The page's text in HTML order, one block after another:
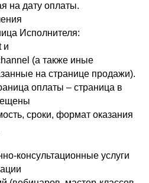
на дату оплаты.
Исполнителя:
и
(а также иные
на странице продажи).
оплаты – страница в
сроки, формат оказания
консультационные услуги